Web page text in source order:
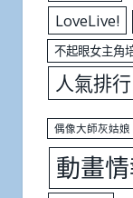
LoveLive!
不起眼女主角
人氣排行
偶像大師灰姑娘
動畫